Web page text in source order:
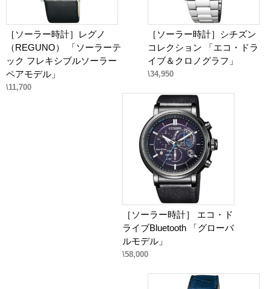
［ソーラー時計］レグノ
（REGUNO） 「ソーラーテ
ック フレキシブルソーラー
ペアモデル」
\11,700
［ソーラー時計］シチズン
コレクション 「エコ・ドラ
イブ＆クロノグラフ」
\34,950
［ソーラー時計］ エコ・ド
ライブBluetooth 「グローバ
ルモデル」
\58,000